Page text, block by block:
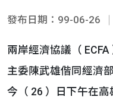
發布日期：99-06-26
兩岸經濟協議（
主委陳武雄偕同經濟
今（ 26 ）日下午在